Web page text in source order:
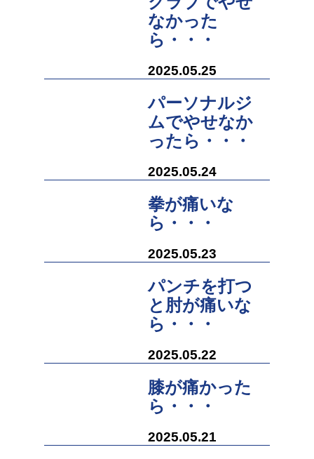
なかった
ら・・・
2025.05.25
パーソナルジ
ムでやせなか
ったら・・・
2025.05.24
拳が痛いな
ら・・・
2025.05.23
パンチを打つ
と肘が痛いな
ら・・・
2025.05.22
膝が痛かった
ら・・・
2025.05.21